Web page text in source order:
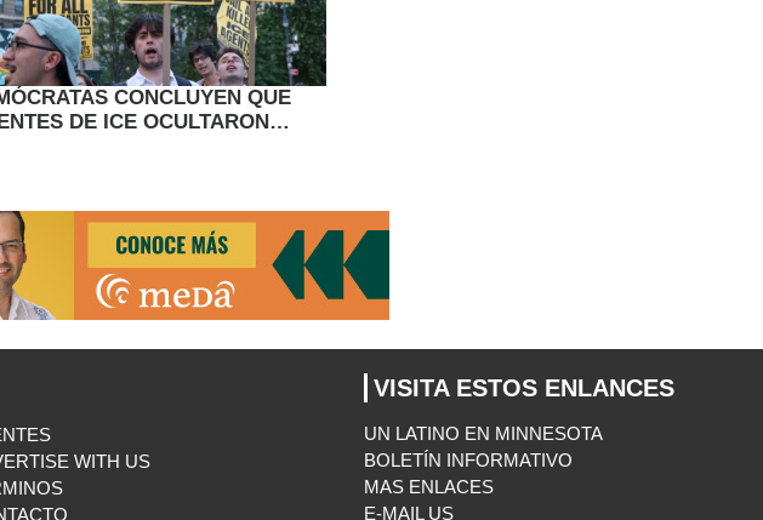
CONCLUYEN QUE
DE ICE OCULTARON
WITH US
VISITA ESTOS ENLANCES
UN LATINO EN MINNESOTA
BOLETÍN INFORMATIVO
MAS ENLACES
E-MAIL US